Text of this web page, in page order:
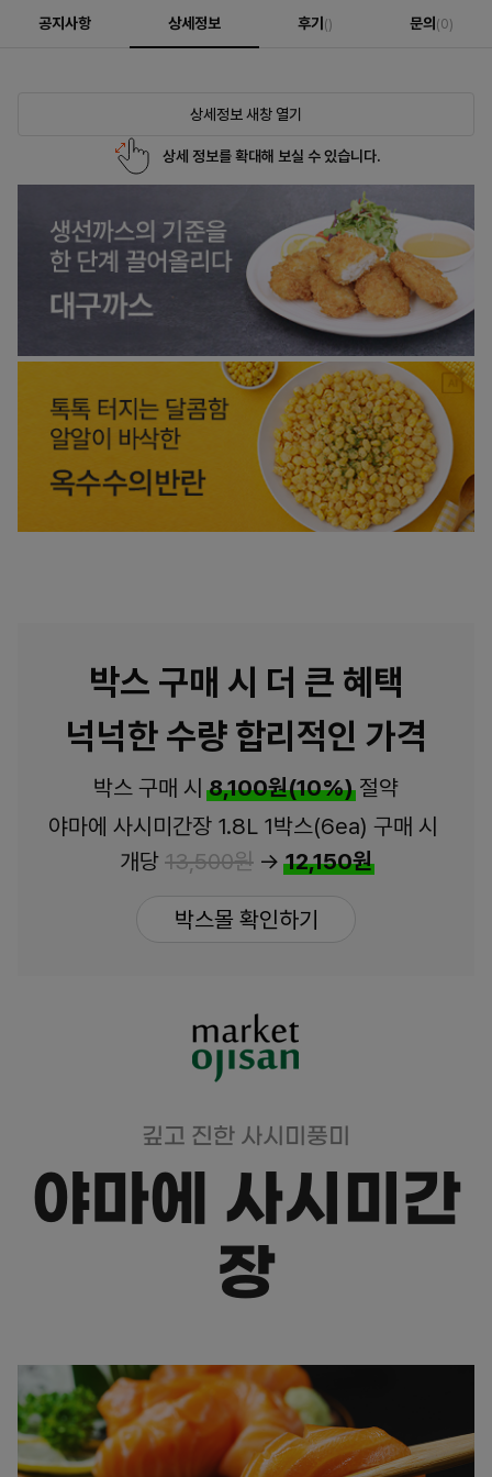
공지사항 상세정보 후기 () 문의 (0)
상세정보 새창 열기
상세 정보를 확대해 보실 수 있습니다.
박스 구매 시 더 큰 혜택
넉넉한 수량 합리적인 가격
박스 구매 시8,100원(10%)절약
야마에 사시미간장 1.8L 1박스(6ea) 구매 시
개당 13,500원 →12,150원
박스몰 확인하기
깊고 진한 사시미풍미
야마에 사시미간
장